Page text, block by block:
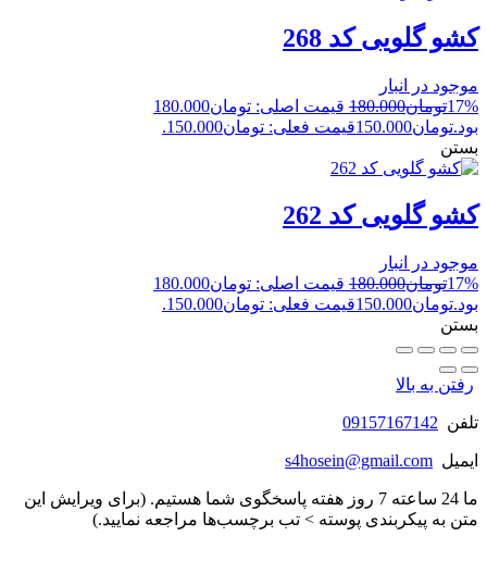
کشو گلویی کد 268
موجود در انبار
17%تومان180.000
قیمت اصلی: تومان180.000
بود.تومان150.000قیمت فعلی: تومان150.000.
بستن
کشو گلویی کد 262
موجود در انبار
17%تومان180.000
قیمت اصلی: تومان180.000
بود.تومان150.000قیمت فعلی: تومان150.000.
بستن
رفتن به بالا
تلفن 09157167142
ایمیل s4hosein@gmail.com
ما 24 ساعته 7 روز هفته پاسخگوی شما هستیم. (برای ویرایش این
متن به پیکربندی پوسته > تب برچسب‌ها مراجعه نمایید.)